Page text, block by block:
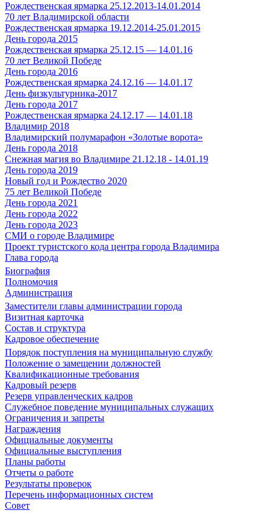
Рождественская ярмарка 25.12.2013-14.01.2014
70 лет Владимирской области
Рождественская ярмарка 19.12.2014-25.01.2015
День города 2015
Рождественская ярмарка 25.12.15 — 14.01.16
70 лет Великой Победе
День города 2016
Рождественская ярмарка 24.12.16 — 14.01.17
День физкультурника-2017
День города 2017
Рождественская ярмарка 24.12.17 — 14.01.18
Владимир 2018
Владимирский полумарафон «Золотые ворота»
День города 2018
Снежная магия во Владимире 21.12.18 - 14.01.19
День города 2019
Новый год и Рождество 2020
75 лет Великой Победе
День города 2021
День города 2022
День города 2023
СМИ о городе Владимире
Проект туристского кода центра города Владимира
Глава города
Биография
Полномочия
Администрация
Заместители главы администрации города
Визитная карточка
Состав и структура
Кадровое обеспечение
Порядок поступления на муниципальную службу
Положение о замещении должностей
Квалификационные требования
Кадровый резерв
Резерв управленческих кадров
Служебное поведение муниципальных служащих
Ограничения и запреты
Награждения
Официальные документы
Официальные выступления
Планы работы
Отчеты о работе
Результаты проверок
Перечень информационных систем
Совет